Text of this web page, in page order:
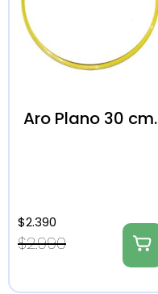
Aro Plano 30 cm.
$2.990
$2.390